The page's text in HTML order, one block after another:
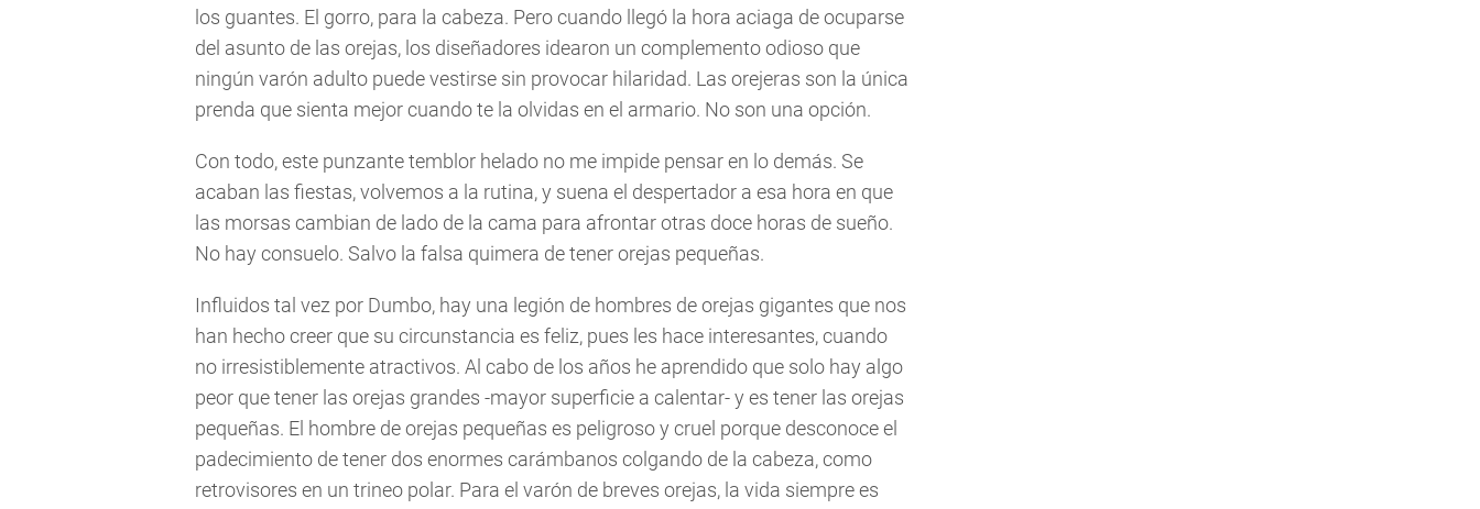
los guantes. El gorro, para la cabeza. Pero cuando llegó la hora aciaga de ocuparse
del asunto de las orejas, los diseñadores idearon un complemento odioso que
ningún varón adulto puede vestirse sin provocar hilaridad. Las orejeras son la única
prenda que sienta mejor cuando te la olvidas en el armario. No son una opción.
Con todo, este punzante temblor helado no me impide pensar en lo demás. Se
acaban las fiestas, volvemos a la rutina, y suena el despertador a esa hora en que
las morsas cambian de lado de la cama para afrontar otras doce horas de sueño.
No hay consuelo. Salvo la falsa quimera de tener orejas pequeñas.
Influidos tal vez por Dumbo, hay una legión de hombres de orejas gigantes que nos
han hecho creer que su circunstancia es feliz, pues les hace interesantes, cuando
no irresistiblemente atractivos. Al cabo de los años he aprendido que solo hay algo
peor que tener las orejas grandes -mayor superficie a calentar- y es tener las orejas
pequeñas. El hombre de orejas pequeñas es peligroso y cruel porque desconoce el
padecimiento de tener dos enormes carámbanos colgando de la cabeza, como
retrovisores en un trineo polar. Para el varón de breves orejas, la vida siempre es